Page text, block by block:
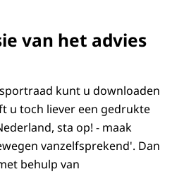
van het advies
kunt u downloaden
u toch liever een gedrukte
sta op! - maak
vanzelfsprekend'. Dan
behulp van